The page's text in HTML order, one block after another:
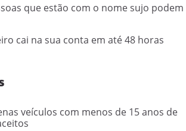
que estão com o nome sujo podem
cai na sua conta em até 48 horas
veículos com menos de 15 anos de